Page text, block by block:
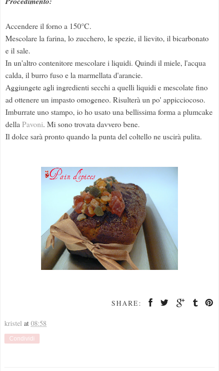
Accendere il forno a 150°C.
Mescolare la farina, lo zucchero, le spezie, il lievito, il bicarbonato
e il sale.
In un'altro contenitore mescolare i liquidi. Quindi il miele, l'acqua
calda, il burro fuso e la marmellata d'arancie.
Aggiungete agli ingredienti secchi a quelli liquidi e mescolate fino
ad ottenere un impasto omogeneo. Risulterà un po' appicciocoso.
Imburrate uno stampo, io ho usato una bellissima forma a plumcake
dellaPavoni. Mi sono trovata davvero bene.
Il dolce sarà pronto quando la punta del coltello ne uscirà pulita.
SHARE:
kristel at 08:58
Condividi